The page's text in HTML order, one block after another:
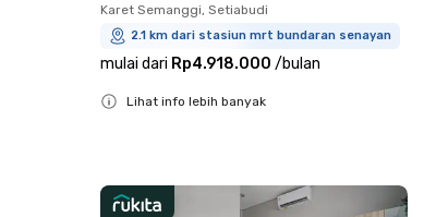
Karet Semanggi, Setiabudi
2.1 km dari stasiun mrt bundaran senayan
mulai dari Rp4.918.000 /bulan
Lihat info lebih banyak